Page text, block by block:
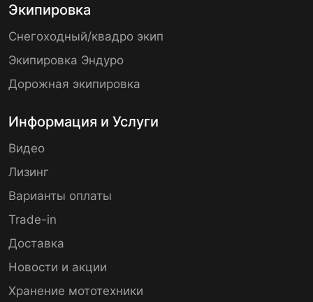
Экипировка
Снегоходный/квадро экип
Экипировка Эндуро
Дорожная экипировка
Информация и Услуги
Видео
Лизинг
Варианты оплаты
Trade-in
Доставка
Новости и акции
Хранение мототехники